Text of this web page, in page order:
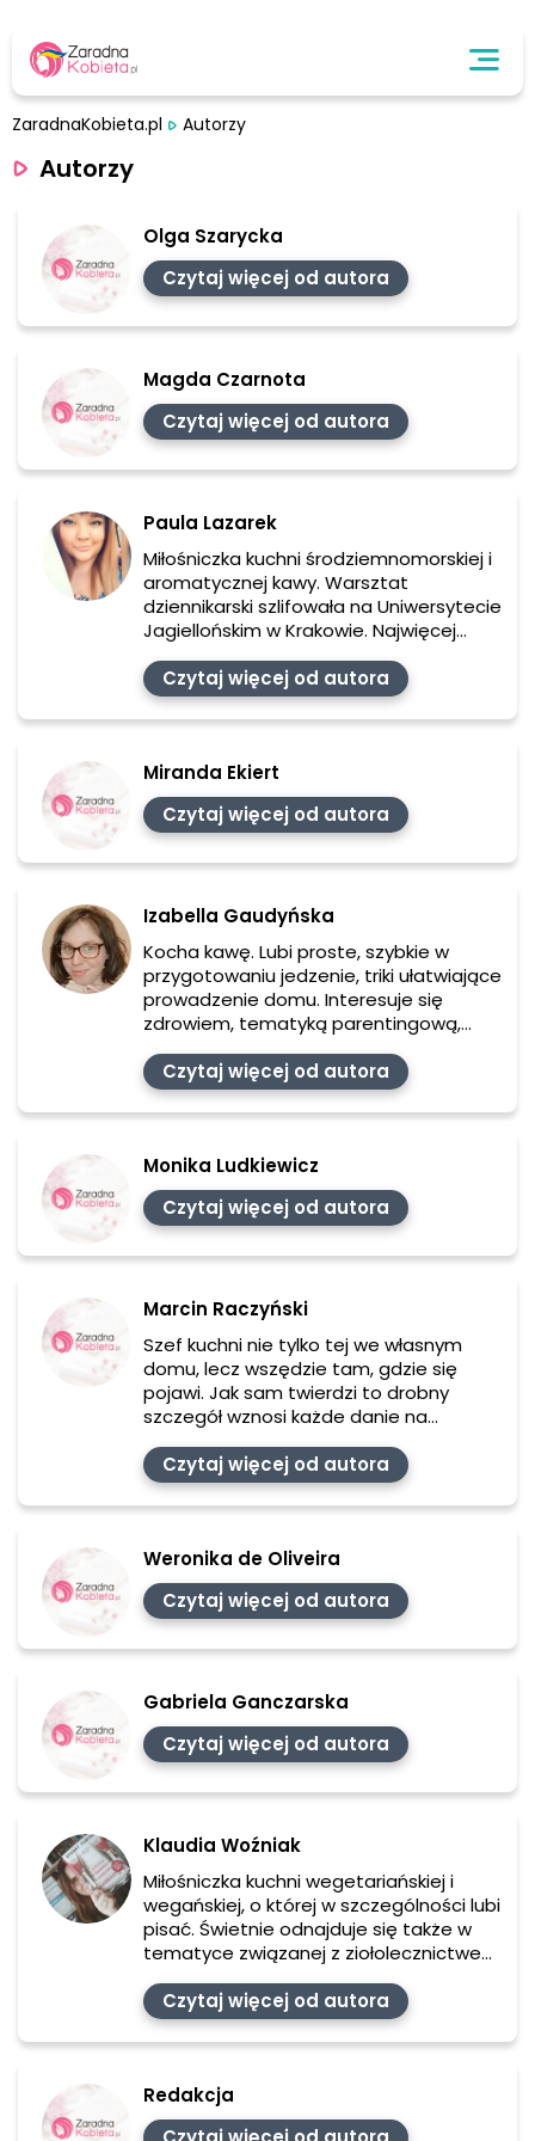
ZaradnaKobieta.pl Autorzy
Autorzy
Olga Szarycka
Czytaj więcej od autora
Magda Czarnota
Czytaj więcej od autora
Paula Lazarek
Miłośniczka kuchni środziemnomorskiej i
aromatycznej kawy. Warsztat
dziennikarski szlifowała na Uniwersytecie
Jagiellońskim w Krakowie. Najwięcej
mediach internetowych oraz w pracy na
stanowisku social media managera.
Ciekawa świata, lubi dzielić się
poradnikami. Ulubione tematy to:
gotowanie, DIY oraz domowe sposoby
na piękne ciało oraz umysł.
Czytaj więcej od autora
Miranda Ekiert
Czytaj więcej od autora
Izabella Gaudyńska
Kocha kawę. Lubi proste, szybkie w
przygotowaniu jedzenie, triki ułatwiające
prowadzenie domu. Interesuje się
zdrowiem, tematyką parentingową,
filologię polską na Uniwersytecie
Łódzkim.
Czytaj więcej od autora
Monika Ludkiewicz
Czytaj więcej od autora
Marcin Raczyński
Szef kuchni nie tylko tej we własnym
domu, lecz wszędzie tam, gdzie się
pojawi. Jak sam twierdzi to drobny
szczegół wznosi każde danie na
go tylko zidentyfikować. Zapalony
wędkarz, złota rączka oraz oddany
promotor zdrowego trybu życia.
oraz rośliny doniczkowe.
Czytaj więcej od autora
Weronika de Oliveira
Czytaj więcej od autora
Gabriela Ganczarska
Czytaj więcej od autora
Klaudia Woźniak
Miłośniczka kuchni wegetariańskiej i
wegańskiej, o której w szczególności lubi
pisać. Świetnie odnajduje się także w
tematyce związanej z ziołolecznictwem,
Warsztat dziennikarski szlifowała na
Uniwersytecie Zielonogórskim, jednak
prawdziwe doświadczenie zdobyła
radiu.
Czytaj więcej od autora
Redakcja